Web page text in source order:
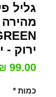
גליל
ירוק -
כמות *